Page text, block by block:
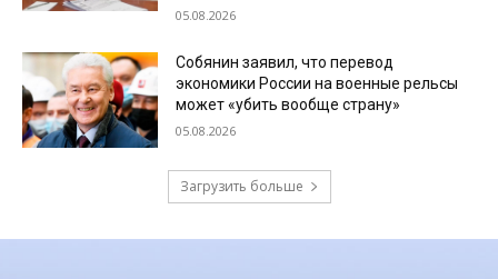
05.08.2026
Собянин заявил, что перевод
экономики России на военные рельсы
может «убить вообще страну»
05.08.2026
Загрузить больше